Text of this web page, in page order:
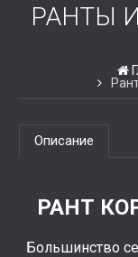
РАНТЫ
Описание
РАНТ
Большинство